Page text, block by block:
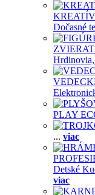
Dočasné
Hrdinovia,
PLAY
... viac
Detské
viac